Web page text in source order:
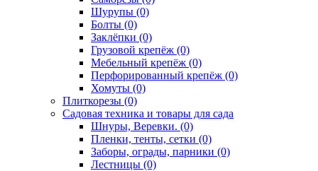
Шурупы (0)
Болты (0)
Заклёпки (0)
Грузовой крепёж (0)
Мебельный крепёж (0)
Перфорированный крепёж (0)
Хомуты (0)
Плиткорезы (0)
Садовая техника и товары для сада
Шнуры, Веревки. (0)
Пленки, тенты, сетки (0)
Заборы, ограды, парники (0)
Лестницы (0)